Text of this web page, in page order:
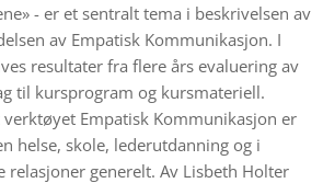
- er et sentralt tema i beskrivelsen av
av Empatisk Kommunikasjon. I
resultater fra flere års evaluering av
til kursprogram og kursmateriell.
verktøyet Empatisk Kommunikasjon er
helse, skole, lederutdanning og i
relasjoner generelt. Av Lisbeth Holter